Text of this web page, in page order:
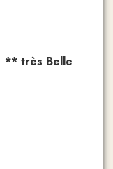
** très Belle